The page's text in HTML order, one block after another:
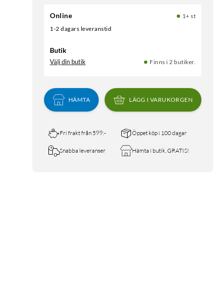
Online
1+ st
1-2 dagars leveranstid
Butik
Välj din butik Finns i 2 butiker.
HÄMTA LÄGG I VARUKORGEN
Fri frakt från 599:- Öppet köp i 100 dagar
Snabba leveranser Hämta i butik, GRATIS!